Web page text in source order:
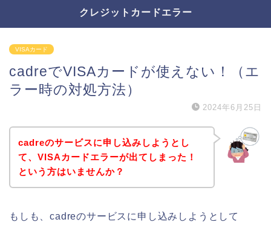
クレジットカードエラー
VISAカード
cadreでVISAカードが使えない！（エ
ラー時の対処方法）
2024年6月25日
cadreのサービスに申し込みしようとし
て、VISAカードエラーが出てしまった！
という方はいませんか？
もしも、cadreのサービスに申し込みしようとして